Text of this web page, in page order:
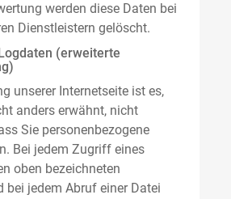
werden diese Daten bei
Dienstleistern gelöscht.
(erweiterte
unserer Internetseite ist es,
anders erwähnt, nicht
Sie personenbezogene
Bei jedem Zugriff eines
oben bezeichneten
bei jedem Abruf einer Datei